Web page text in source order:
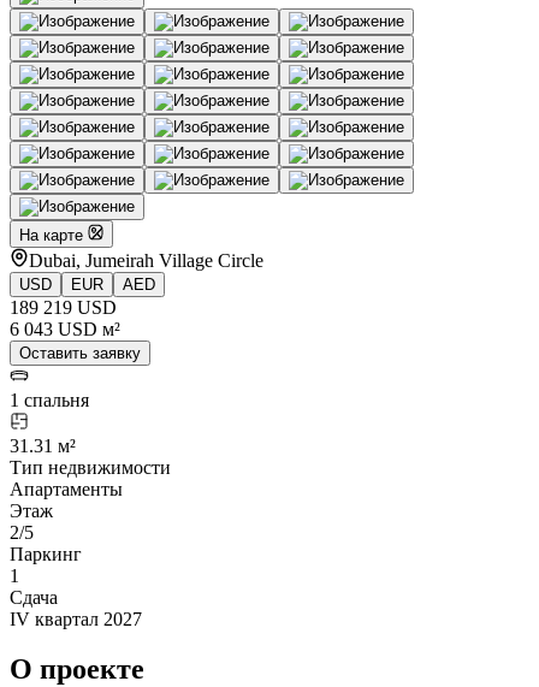
На карте
Dubai, Jumeirah Village Circle
USD EUR AED
189 219 USD
6 043 USD м²
Оставить заявку
1 спальня
31.31 м²
Тип недвижимости
Апартаменты
Этаж
2/5
Паркинг
1
Сдача
IV квартал 2027
О проекте